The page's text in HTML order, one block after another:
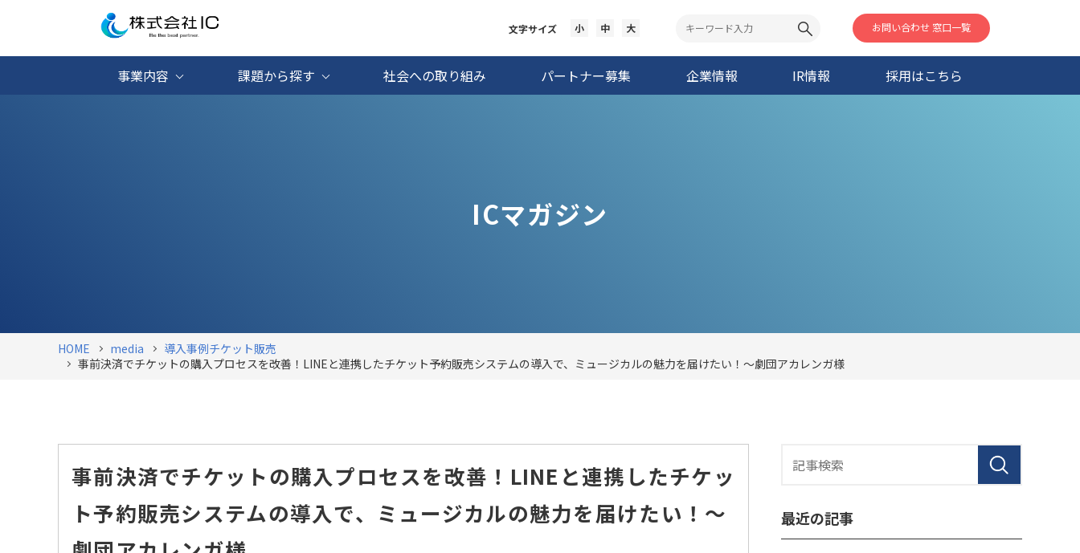
文字サイズ 小 中 大 お問い合わせ 窓口一覧
事業内容 課題から探す 社会への取り組み パートナー募集 企業情報 IR情報 採用はこちら
ICマガジン
HOME media 導入事例チケット販売
事前決済でチケットの購入プロセスを改善！LINEと連携したチケット予約販売システムの導入で、ミュージカルの魅力を届けたい！〜劇団アカレンガ様
事前決済でチケットの購入プロセスを改善！LINEと連携したチケッ
ト予約販売システムの導入で、ミュージカルの魅力を届けたい！〜
最近の記事